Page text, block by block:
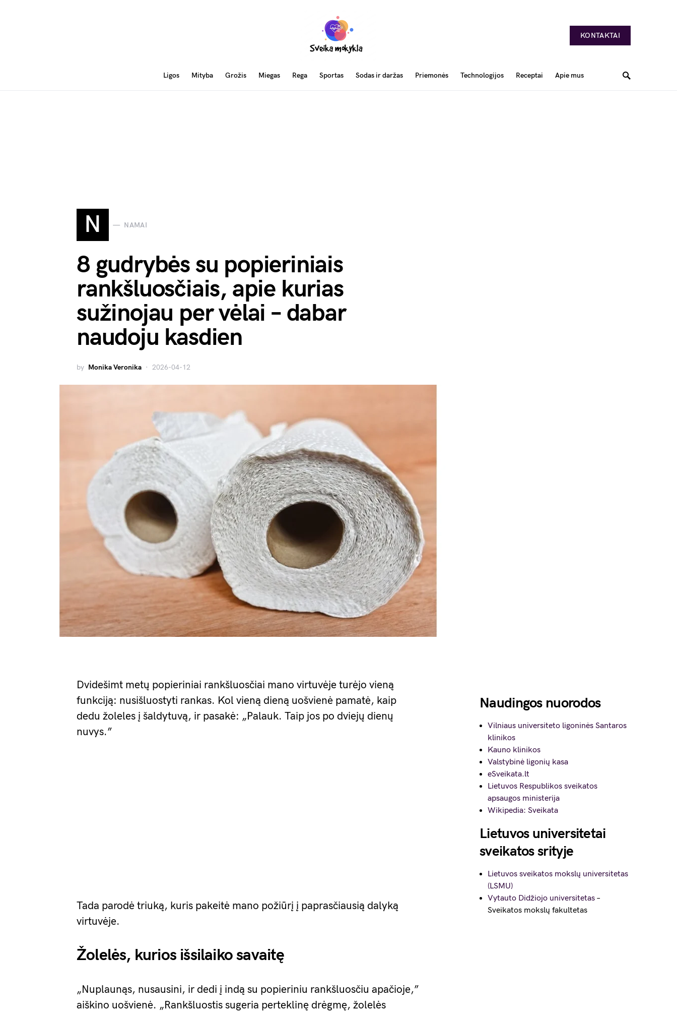
KONTAKTAI
Ligos Mityba Grožis Miegas Rega Sportas Sodas ir daržas Priemonės Technologijos Receptai Apie mus
N NAMAI
8 gudrybės su popieriniais
rankšluosčiais, apie kurias
sužinojau per vėlai – dabar
naudoju kasdien
by Monika Veronika 2026-04-12
Dvidešimt metų popieriniai rankšluosčiai mano virtuvėje turėjo vieną
funkciją: nusišluostyti rankas. Kol vieną dieną uošvienė pamatė, kaip
dedu žoleles į šaldytuvą, ir pasakė: „Palauk. Taip jos po dviejų dienų
nuvys.”
Tada parodė triuką, kuris pakeitė mano požiūrį į paprasčiausią dalyką
virtuvėje.
Žolelės, kurios išsilaiko savaitę
„Nuplaunąs, nusausini, ir dedi į indą su popieriniu rankšluosčiu apačioje,”
aiškino uošvienė. „Rankšluostis sugeria perteklinę drėgmę, žolelės
Naudingos nuorodos
Vilniaus universiteto ligoninės Santaros
klinikos
Kauno klinikos
Valstybinė ligonių kasa
eSveikata.lt
Lietuvos Respublikos sveikatos
apsaugos ministerija
Wikipedia: Sveikata
Lietuvos universitetai
sveikatos srityje
Lietuvos sveikatos mokslų universitetas
(LSMU)
Vytauto Didžiojo universitetas –
Sveikatos mokslų fakultetas